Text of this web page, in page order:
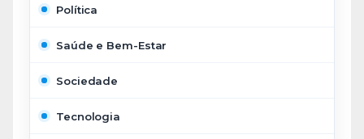
Política
Saúde e Bem-Estar
Sociedade
Tecnologia